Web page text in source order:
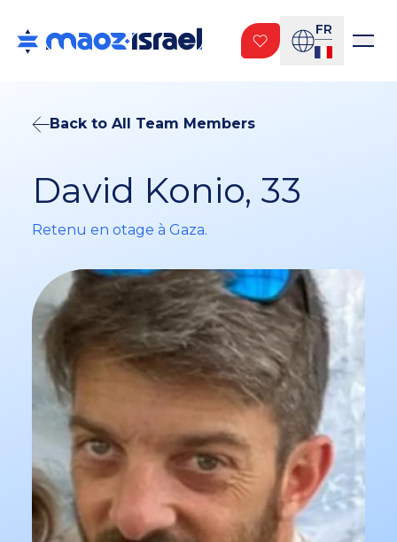
FR
Back to All Team Members
David Konio, 33
Retenu en otage à Gaza.